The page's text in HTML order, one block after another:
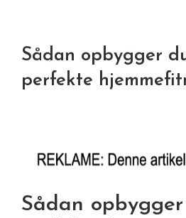
Sådan opbygger
perfekte
Sådan